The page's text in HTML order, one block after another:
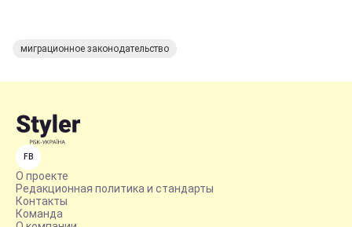
миграционное законодательство
FB
О проекте
Редакционная политика и стандарты
Контакты
Команда